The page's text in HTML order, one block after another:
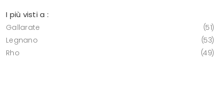
I più visti a :
Gallarate
51
Legnano
53
Rho
49